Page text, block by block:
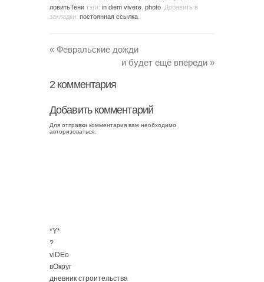
ловитьТени тэги: in diem vivere photo . Добавить в
закладки: постоянная ссылка
« Февральские дожди
и будет ещё впереди »
2 комментария
Добавить комментарий
Для отправки комментария вам необходимо
авторизоваться
*Y*
?
viDEo
вОкруг
дневник строительства